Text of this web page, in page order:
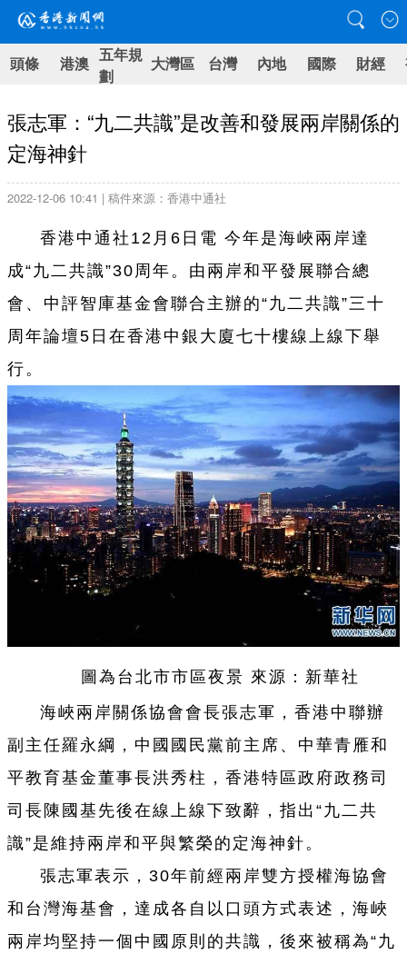
頭條 港澳 五年規
劃
大灣區 台灣 內地 國際 財經
張志軍：“九二共識”是改善和發展兩岸關係的
定海神針
2022-12-06 10:41 | 稿件來源：香港中通社
香港中通社12月6日電 今年是海峽兩岸達
成“九二共識”30周年。由兩岸和平發展聯合總
會、中評智庫基金會聯合主辦的“九二共識”三十
周年論壇5日在香港中銀大廈七十樓線上線下舉
行。
圖為台北市市區夜景 來源：新華社
海峽兩岸關係協會會長張志軍，香港中聯辦
副主任羅永綱，中國國⺠黨前主席、中華⻘雁和
平教育基金董事長洪秀柱，香港特區政府政務司
司長陳國基先後在線上線下致辭，指出“九二共
識”是維持兩岸和平與繁榮的定海神針。
張志軍表示，30年前經兩岸雙方授權海協會
和台灣海基會，達成各自以口頭方式表述，海峽
兩岸均堅持一個中國原則的共識，後來被稱為“九